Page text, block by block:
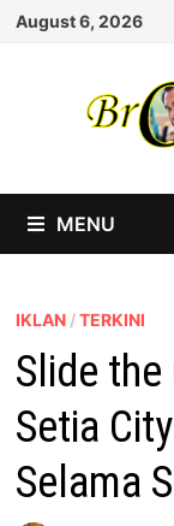
Skip
August 6, 2026
MENU
IKLAN /TERKINI
Slide the
Setia
Selama